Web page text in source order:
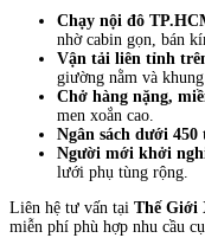
Chạy nội đô
nhờ cabin gọn, bán
Vận tải liên tỉnh
giường nằm và
Chở hàng nặng,
men xoắn cao.
Ngân sách dưới 450
Người mới khởi
lưới phụ tùng rộng.
Liên hệ tư vấn tại Thế Giới
miễn phí phù hợp nhu cầu